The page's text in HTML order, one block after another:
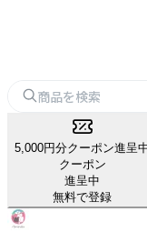
5,000円分クーポン進呈
クーポン
進呈中
無料で登録